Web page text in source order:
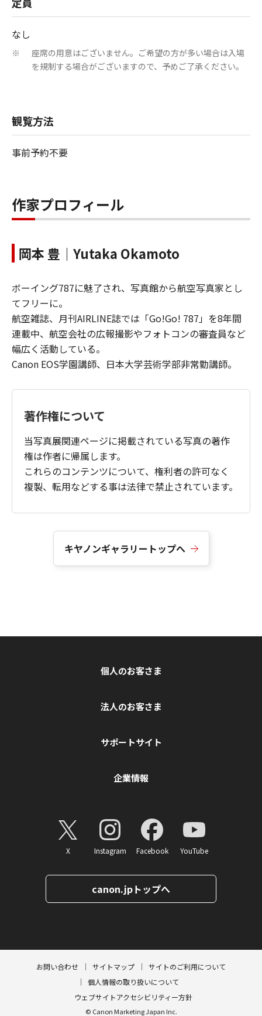
なし
※
座席の用意はございません。ご希望の方が多い場合は入場
を規制する場合がございますので、予めご了承ください。
観覧方法
事前予約不要
作家プロフィール
岡本 豊｜Yutaka Okamoto
ボーイング787に魅了され、写真館から航空写真家とし
てフリーに。
航空雑誌、月刊AIRLINE誌では「Go!Go! 787」を8年間
連載中、航空会社の広報撮影やフォトコンの審査員など
幅広く活動している。
Canon EOS学園講師、日本大学芸術学部非常勤講師。
著作権について
当写真展関連ページに掲載されている写真の著作
権は作者に帰属します。
これらのコンテンツについて、権利者の許可なく
複製、転用などする事は法律で禁止されています。
キヤノンギャラリートップへ
個人のお客さま
法人のお客さま
サポートサイト
企業情報
X Instagram Facebook YouTube
canon.jpトップへ
お問い合わせ サイトマップ
サイトのご利用について
個人情報の取り扱いについて
ウェブサイトアクセシビリティー方針
© Canon Marketing Japan Inc.